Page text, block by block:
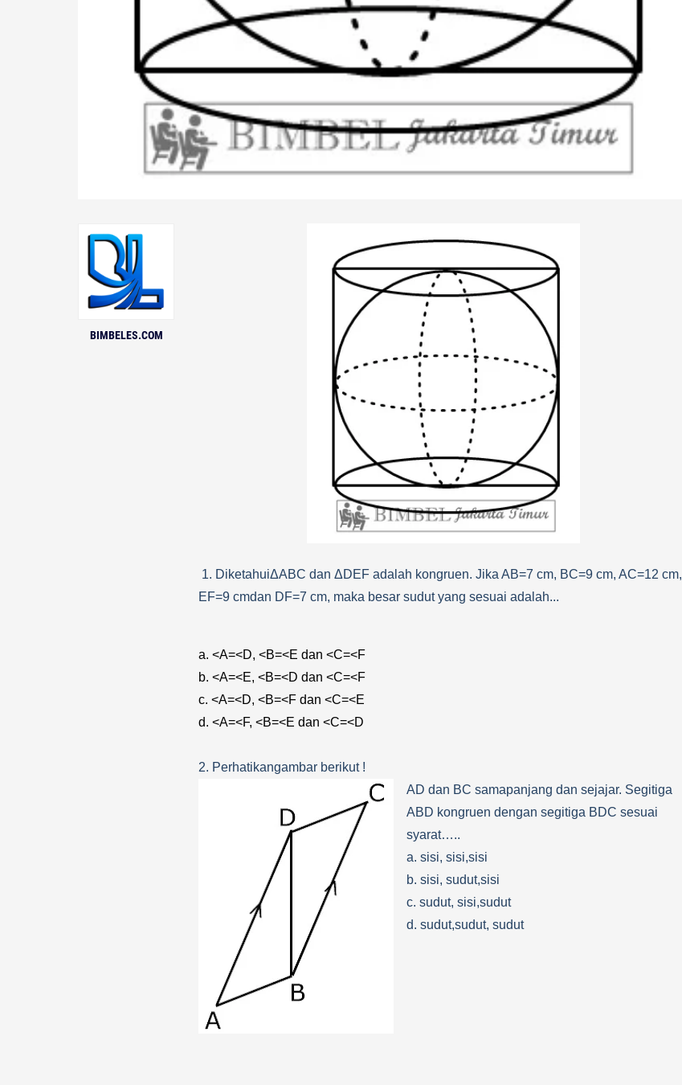
1. DiketahuiΔABC dan ΔDEF adalah kongruen. Jika AB=7 cm, BC=9 cm, AC=12 cm,
EF=9 cmdan DF=7 cm, maka besar sudut yang sesuai adalah...
a. <A=<D, <B=<E dan <C=<F
b. <A=<E, <B=<D dan <C=<F
c. <A=<D, <B=<F dan <C=<E
d. <A=<F, <B=<E dan <C=<D
2. Perhatikangambar berikut !
AD dan BC samapanjang dan sejajar. Segitiga
ABD kongruen dengan segitiga BDC sesuai
syarat…..
a. sisi, sisi,sisi
b. sisi, sudut,sisi
c. sudut, sisi,sudut
d. sudut,sudut, sudut
BIMBELES.COM